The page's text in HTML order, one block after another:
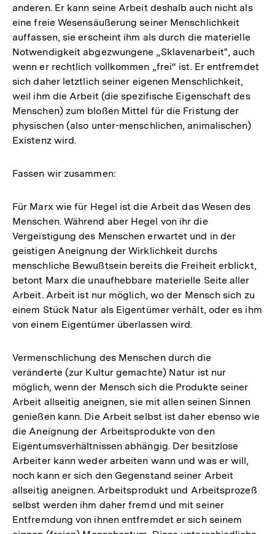
anderen. Er kann seine Arbeit deshalb auch nicht als
eine freie Wesensäußerung seiner Menschlichkeit
auffassen, sie erscheint ihm als durch die materielle
Notwendigkeit abgezwungene „Sklavenarbeit", auch
wenn er rechtlich vollkommen „frei“ ist. Er entfremdet
sich daher letztlich seiner eigenen Menschlichkeit,
weil ihm die Arbeit (die spezifische Eigenschaft des
Menschen) zum bloßen Mittel für die Fristung der
physischen (also unter-menschlichen, animalischen)
Existenz wird.
Fassen wir zusammen:
Für Marx wie für Hegel ist die Arbeit das Wesen des
Menschen. Während aber Hegel von ihr die
Vergeistigung des Menschen erwartet und in der
geistigen Aneignung der Wirklichkeit durchs
menschliche Bewußtsein bereits die Freiheit erblickt,
betont Marx die unaufhebbare materielle Seite aller
Arbeit. Arbeit ist nur möglich, wo der Mensch sich zu
einem Stück Natur als Eigentümer verhält, oder es ihm
von einem Eigentümer überlassen wird.
Vermenschlichung des Menschen durch die
veränderte (zur Kultur gemachte) Natur ist nur
möglich, wenn der Mensch sich die Produkte seiner
Arbeit allseitig aneignen, sie mit allen seinen Sinnen
genießen kann. Die Arbeit selbst ist daher ebenso wie
die Aneignung der Arbeitsprodukte von den
Eigentumsverhältnissen abhängig. Der besitzlose
Arbeiter kann weder arbeiten wann und was er will,
noch kann er sich den Gegenstand seiner Arbeit
allseitig aneignen. Arbeitsprodukt und Arbeitsprozeß
selbst werden ihm daher fremd und mit seiner
Entfremdung von ihnen entfremdet er sich seinem